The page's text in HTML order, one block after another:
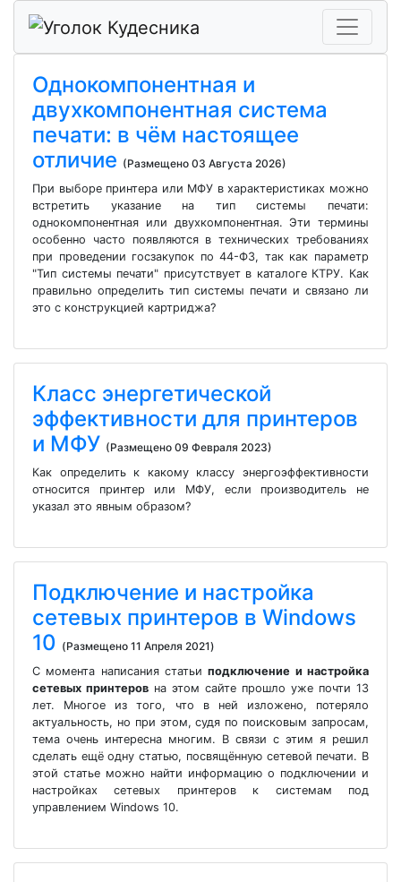
Однокомпонентная и
двухкомпонентная система
печати: в чём настоящее
отличие (Размещено 03 Августа 2026)
При выборе принтера или МФУ в характеристиках можно
встретить указание на тип системы печати:
однокомпонентная или двухкомпонентная. Эти термины
особенно часто появляются в технических требованиях
при проведении госзакупок по 44-ФЗ, так как параметр
"Тип системы печати" присутствует в каталоге КТРУ. Как
правильно определить тип системы печати и связано ли
это с конструкцией картриджа?
Класс энергетической
эффективности для принтеров
и МФУ (Размещено 09 Февраля 2023)
Как определить к какому классу энергоэффективности
относится принтер или МФУ, если производитель не
указал это явным образом?
Подключение и настройка
сетевых принтеров в Windows
10 (Размещено 11 Апреля 2021)
С момента написания статьиподключение и настройка
сетевых принтеров на этом сайте прошло уже почти 13
лет. Многое из того, что в ней изложено, потеряло
актуальность, но при этом, судя по поисковым запросам,
тема очень интересна многим. В связи с этим я решил
сделать ещё одну статью, посвящённую сетевой печати. В
этой статье можно найти информацию о подключении и
настройках сетевых принтеров к системам под
управлением Windows 10.